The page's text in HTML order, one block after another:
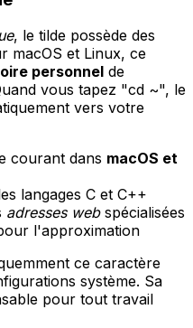
, le tilde possède des
macOS et Linux, ce
personnel de
vous tapez "cd ~", le
vers votre
courant dans macOS et
langages C et C++
adresses webspécialisées
l'approximation
ce caractère
système. Sa
pour tout travail